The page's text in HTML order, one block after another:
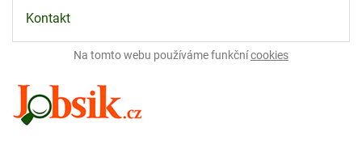
Kontakt
Na tomto webu používáme funkčnícookies